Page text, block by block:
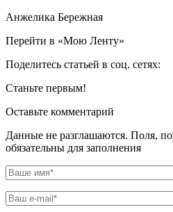
Анжелика Бережная
Перейти в «Мою Ленту»
Поделитесь статьей в соц. сетях:
Станьте первым!
Оставьте комментарий
Данные не разглашаются. Поля,
обязательны для заполнения